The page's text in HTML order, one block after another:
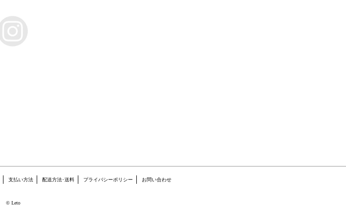
支払い方法 配送方法･送料 プライバシーポリシー お問い合わせ
© Leto